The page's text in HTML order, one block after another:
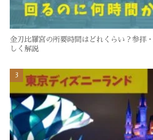
金刀比羅宮の所要時間はどれくらい？参拝
しく解説